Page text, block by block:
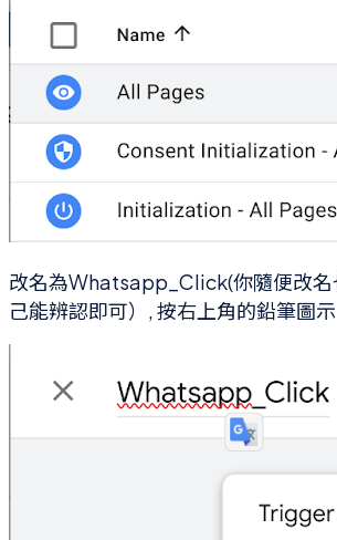
改名為Whatsapp_Click(你隨便改名
己能辨認即可）, 按右上角的鉛筆圖示